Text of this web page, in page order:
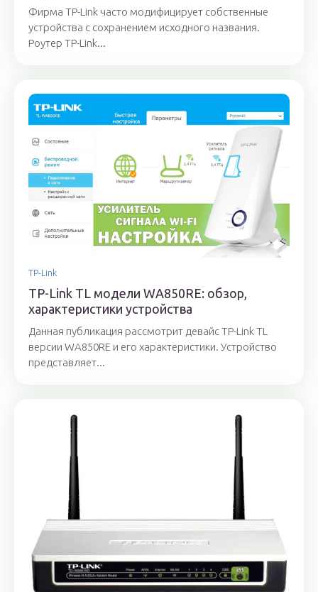
Фирма TP-Link часто модифицирует собственные
устройства с сохранением исходного названия.
Роутер TP-Link...
TP-Link
TP-Link TL модели WA850RE: обзор,
характеристики устройства
Данная публикация рассмотрит девайс TP-Link TL
версии WA850RE и его характеристики. Устройство
представляет...